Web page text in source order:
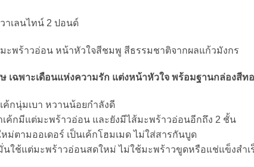
าเลนไทน์ 2 ปอนด์
มะพร้าวอ่อน หน้าหัวใจสีชมพู สีธรรมชาติจากผลแก้วมังกร
เฉพาะเดือนแห่งความรัก แต่งหน้าหัวใจ พร้อมฐานกล่องสี
ค้กนุ่มเบา หวานน้อยกำลังดี
ค้กมีแต่มะพร้าวอ่อน และยังมีไส้มะพร้าวอ่อนอีกถึง 2 ชั้น
ม่ตามออเดอร์ เป็นเค้กโฮมเมด ไม่ใส่สารกันบูด
นใช้แต่มะพร้าวอ่อนสดใหม่ ไม่ใช้มะพร้าวขูดหรือแช่แข็งสำเ